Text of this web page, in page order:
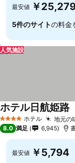
最安値 ￥
5件のサイトの料金
人気施設
4 ホテルのランク
ホテル 地元の
ホテル日航姫路
8.0 満足 6,945
最安値 ￥5,794